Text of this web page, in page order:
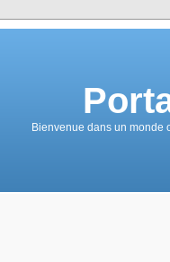
Bienvenue dans un monde